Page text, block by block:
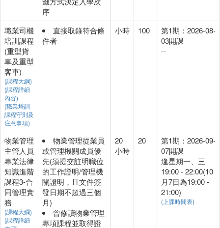
序
職業司機
培訓課程
(重型貨
車及重型
客車)
(課程大綱)
(課程詳細
內容)
(職業培訓
課程守則及
注意事項)
直接取錄符合條
件者
小時 100
第1期：2026-08-
03開課
--
物業管理
主管人員
專業法律
知識進階
課程3-合
同管理實
務
(課程大綱)
(課程詳細
物業管理從業員
或管理機關成員優
先(須提交註明職位
的工作證明/管理機
關證明，且文件簽
發日期不超過三個
月)
曾修讀物業管理
專項課程並取得證
20
小時
20
第1期：2026-09-
07開課
逢星期一、三
19:00 - 22:00(10
月7日為19:00 -
21:00)
(上課時間表)